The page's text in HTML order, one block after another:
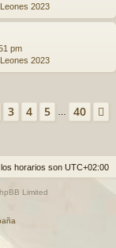
2023
pm
2023
de 40
3 4 5 40
horarios son UTC+02:00
Limited